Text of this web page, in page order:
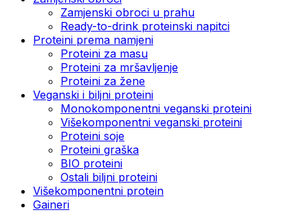
Zamjenski obroci u prahu
Ready-to-drink proteinski napitci
Proteini prema namjeni
Proteini za masu
Proteini za mršavljenje
Proteini za žene
Veganski i biljni proteini
Monokomponentni veganski proteini
Višekomponentni veganski proteini
Proteini soje
Proteini graška
BIO proteini
Ostali biljni proteini
Višekomponentni protein
Gaineri